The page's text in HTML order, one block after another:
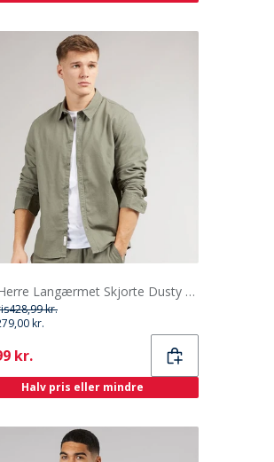
Solid Herre Langærmet Skjorte Dusty Olive
428,99 kr.
kr.
kr.
Halv pris eller mindre